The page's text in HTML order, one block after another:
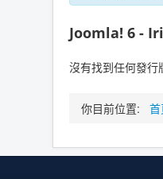
Joomla! 6 -
沒有找到任何發行
你目前位置: 首